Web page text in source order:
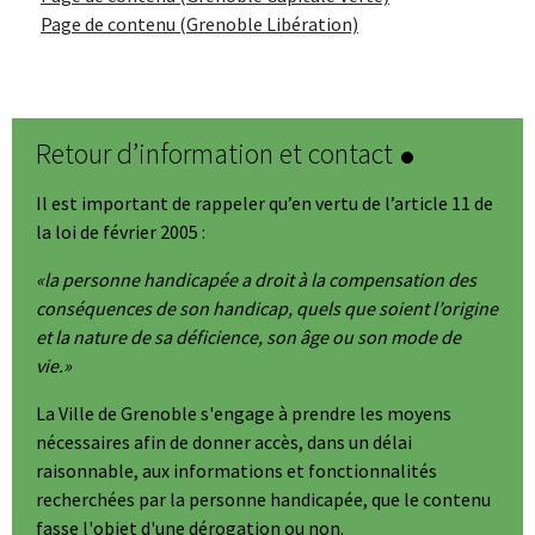
Page de contenu (Grenoble Libération)
Retour d’information et contact
Il est important de rappeler qu’en vertu de l’article 11 de
la loi de février 2005 :
la personne handicapée a droit à la compensation des
conséquences de son handicap, quels que soient l’origine
et la nature de sa déficience, son âge ou son mode de
vie.
La Ville de Grenoble s'engage à prendre les moyens
nécessaires afin de donner accès, dans un délai
raisonnable, aux informations et fonctionnalités
recherchées par la personne handicapée, que le contenu
fasse l'objet d'une dérogation ou non.